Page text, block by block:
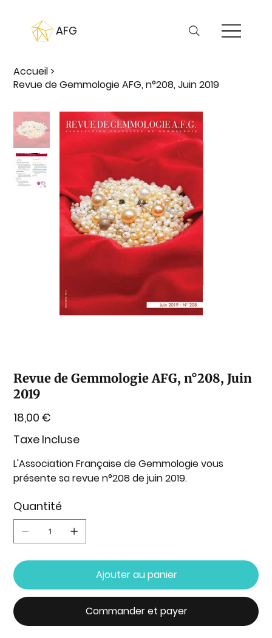
AFG
Accueil >
Revue de Gemmologie AFG, n°208, Juin 2019
Revue de Gemmologie AFG, n°208, Juin
2019
18,00 €
Taxe Incluse
L'Association Française de Gemmologie vous
présente sa revue n°208 de juin 2019.
Quantité
Ajouter au panier
Commander et payer